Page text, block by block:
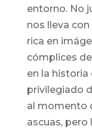
entorno. No
nos lleva
rica en
cómplices
en la
privilegiado
al momento
ascuas, pero